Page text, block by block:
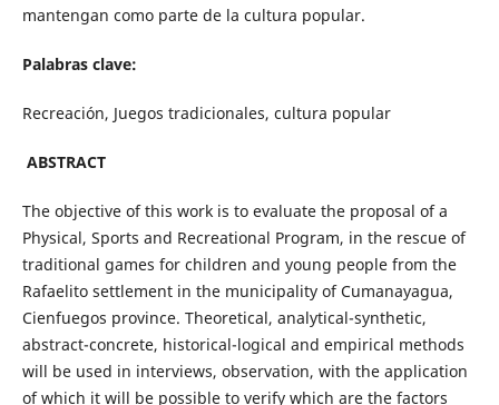
mantengan como parte de la cultura popular.
Palabras clave:
Recreación, Juegos tradicionales, cultura popular
ABSTRACT
The objective of this work is to evaluate the proposal of a
Physical, Sports and Recreational Program, in the rescue of
traditional games for children and young people from the
Rafaelito settlement in the municipality of Cumanayagua,
Cienfuegos province. Theoretical, analytical-synthetic,
abstract-concrete, historical-logical and empirical methods
will be used in interviews, observation, with the application
of which it will be possible to verify which are the factors